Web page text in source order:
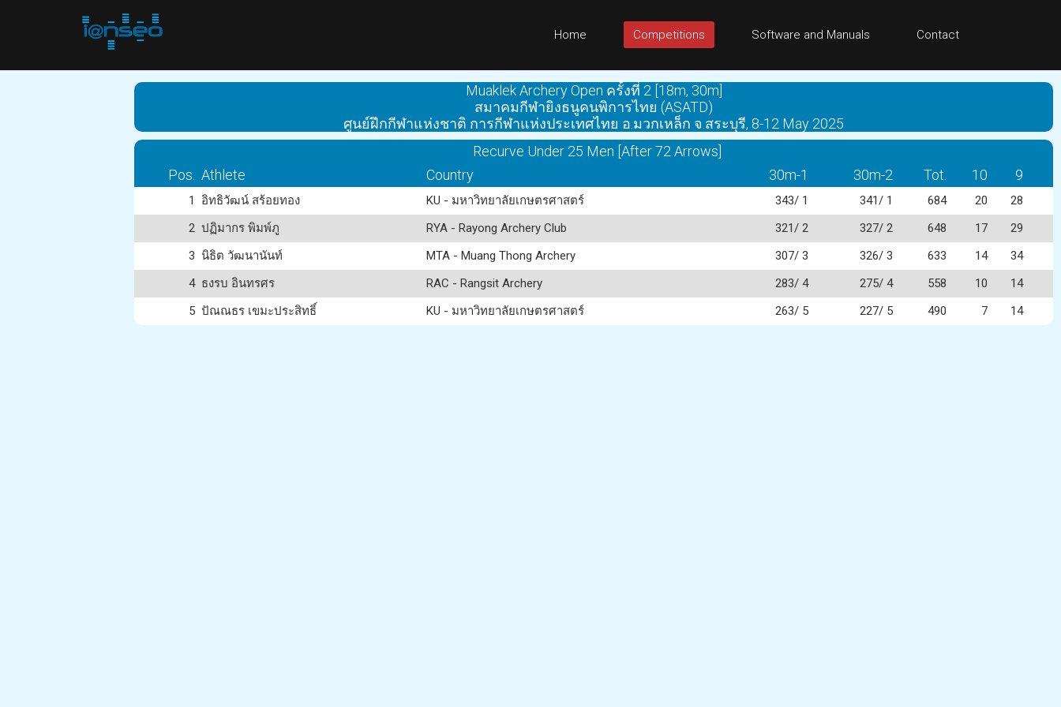
Home Competitions Software and Manuals Contact
Muaklek Archery Open ครั้งที่ 2 [18m, 30m]
สมาคมกีฬายิงธนูคนพิการไทย (ASATD)
ศูนย์ฝึกกีฬาแห่งชาติ การกีฬาแห่งประเทศไทย อ.มวกเหล็ก จ.สระบุรี, 8-12 May 2025
Recurve Under 25 Men [After 72 Arrows]
Pos. Athlete Country 30m-1 30m-2 Tot. 10 9
1 อิทธิวัฒน์ สร้อยทอง KU - มหาวิทยาลัยเกษตรศาสตร์ 343/ 1 341/ 1 684 20
28
2 ปฏิมากร พิมพ์ภู RYA - Rayong Archery Club 321/ 2 327/ 2 648 17
29
3 นิธิต วัฒนานันท์ MTA - Muang Thong Archery 307/ 3 326/ 3 633 14
34
4 ธงรบ อินทรศร RAC - Rangsit Archery 283/ 4 275/ 4 558 10
14
5 ปัณณธร เขมะประสิทธิ์ KU - มหาวิทยาลัยเกษตรศาสตร์ 263/ 5 227/ 5 490 7 14